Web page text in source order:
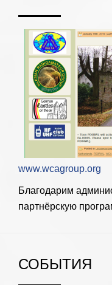
www.wcagroup.org
Благодарим
партнёрскую
СОБЫТИЯ